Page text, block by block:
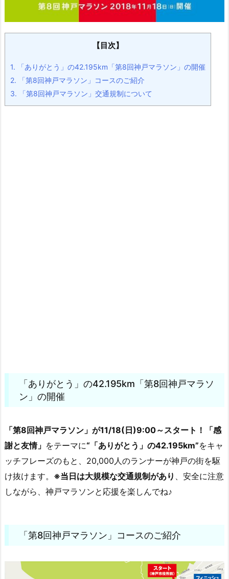
【目次】
1. 「ありがとう」の42.195km「第8回神戸マラソン」の開催
2. 「第8回神戸マラソン」コースのご紹介
3. 「第8回神戸マラソン」交通規制について
「ありがとう」の42.195km「第8回神戸マラソ
ン」の開催
「第8回神戸マラソン」が11/18(日)9:00～スタート！「感
謝と友情」 をテーマに“「ありがとう」の42.195km”をキャ
ッチフレーズのもと、20,000人のランナーが神戸の街を駆
け抜けます。 ※当日は大規模な交通規制があり 、安全に注意
しながら、神戸マラソンと応援を楽しんでね♪
「第8回神戸マラソン」コースのご紹介